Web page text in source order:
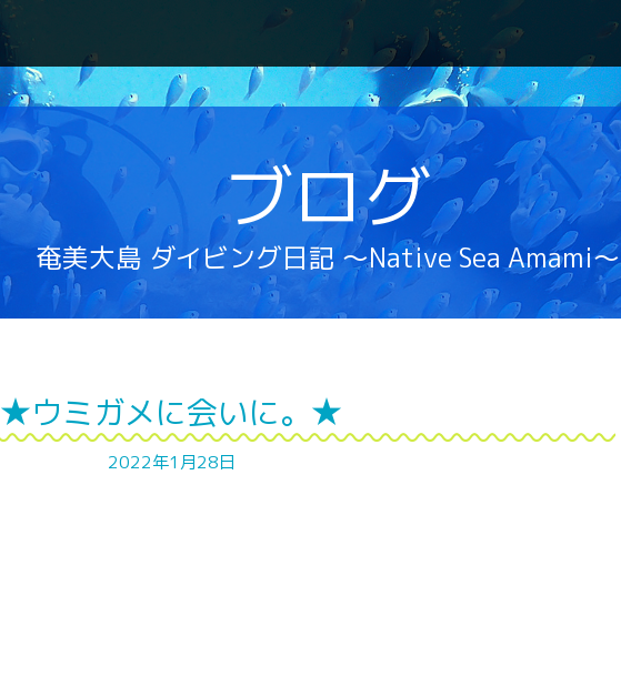
ブログ
奄美大島 ダイビング日記 ～Native Sea Amami～
★ウミガメに会いに。★
2022年1月28日